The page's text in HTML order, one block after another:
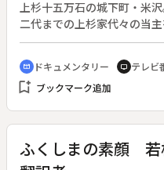
上杉十五万石の城下町・米
二代までの上杉家代々の当
の遺骸は、甲冑を着けた姿
伝えられている。米沢城の
場所。すぐそばにある上杉
邸で、藩財政をたてなおし
cinematic_blur ドキュメンタリー tv テレビ
bookmark_add ブックマーク追加
ふくしまの素顔